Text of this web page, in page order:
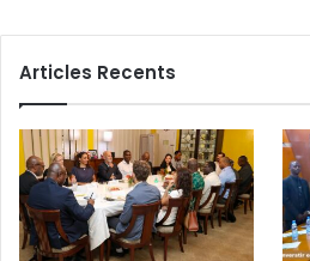
Articles Recents